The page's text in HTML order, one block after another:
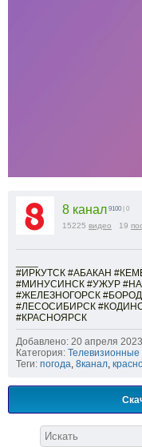
8 канал 9100 | 0
15225 видео 19
#ИРКУТСК #АБАКАН
#МИНУСИНСК #УЖУР
#ЖЕЛЕЗНОГОРСК
#ЛЕСОСИБИРСК
#КРАСНОЯРСК
Добавлено: 20 апреля
Категория: Телевизионные
Теги: погода, 8канал,